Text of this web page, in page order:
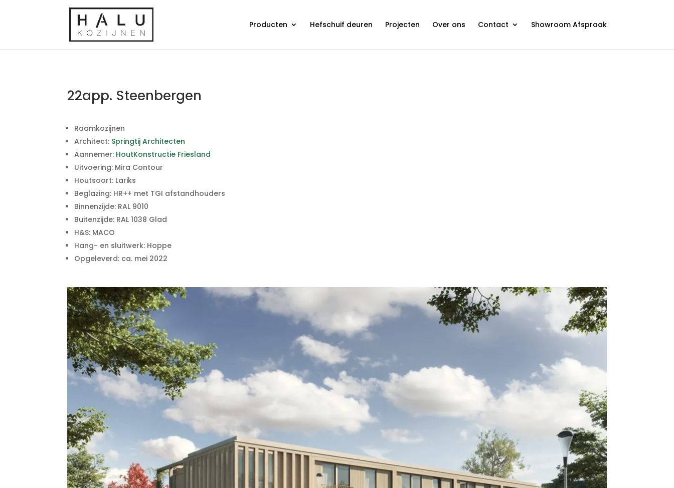
Producten Hefschuif deuren Projecten Over ons Contact Showroom Afspraak
22app. Steenbergen
Raamkozijnen
Architect: Springtij Architecten
Aannemer: HoutKonstructie Friesland
Uitvoering: Mira Contour
Houtsoort: Lariks
Beglazing: HR++ met TGI afstandhouders
Binnenzijde: RAL 9010
Buitenzijde: RAL 1038 Glad
H&S: MACO
Hang- en sluitwerk: Hoppe
Opgeleverd: ca. mei 2022